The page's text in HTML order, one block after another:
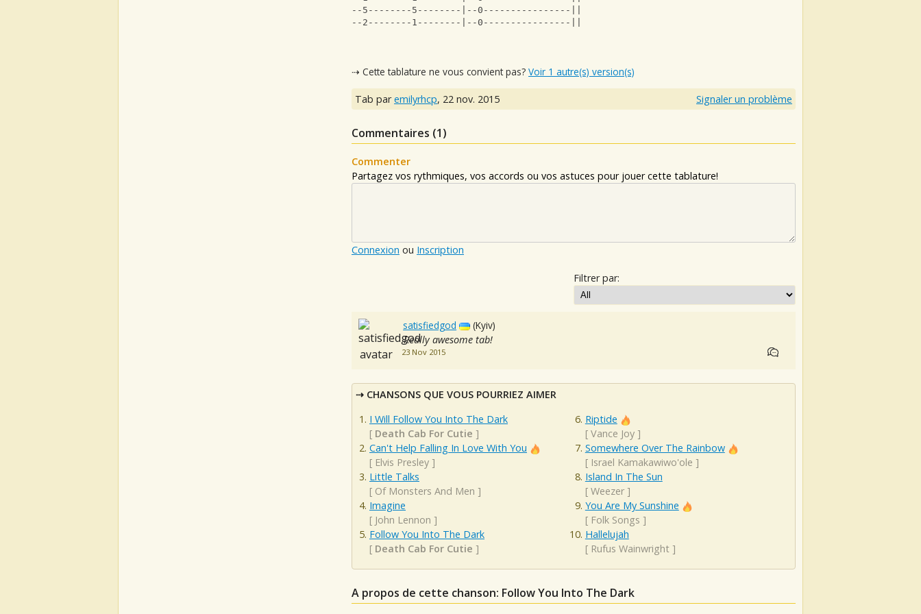
--5--------5--------|--0----------------||
--2--------1--------|--0----------------||
⇢ Cette tablature ne vous convient pas? Voir 1 autre(s) version(s)
Tab paremilyrhcp, 22 nov. 2015 Signaler un problème
Commentaires (1)
Commenter
Partagez vos rythmiques, vos accords ou vos astuces pour jouer cette tablature!
Connexion ou Inscription
Filtrer par:
satisfiedgod
(Kyiv)
Really awesome tab!
23 Nov 2015
CHANSONS QUE VOUS POURRIEZ AIMER
I Will Follow You Into The Dark
[ Death Cab For Cutie ]
Can't Help Falling In Love With You
[ Elvis Presley ]
Little Talks
[ Of Monsters And Men ]
Imagine
[ John Lennon ]
Follow You Into The Dark
[ Death Cab For Cutie ]
Riptide
[ Vance Joy]
Somewhere Over The Rainbow
[ Israel Kamakawiwo'ole ]
Island In The Sun
[ Weezer]
You Are My Sunshine
[ Folk Songs ]
Hallelujah
[ Rufus Wainwright]
A propos de cette chanson: Follow You Into The Dark